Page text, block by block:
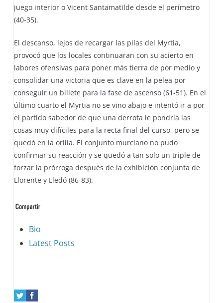
juego interior o Vicent Santamatilde desde el perímetro
(40-35).
El descanso, lejos de recargar las pilas del Myrtia,
provocó que los locales continuaran con su acierto en
labores ofensivas para poner más tierra de por medio y
consolidar una victoria que es clave en la pelea por
conseguir un billete para la fase de ascenso (61-51). En el
último cuarto el Myrtia no se vino abajo e intentó ir a por
el partido sabedor de que una derrota le pondría las
cosas muy difíciles para la recta final del curso, pero se
quedó en la orilla. El conjunto murciano no pudo
confirmar su reacción y se quedó a tan solo un triple de
forzar la prórroga después de la exhibición conjunta de
Llorente y Lledó (86-83).
The
following
content
Bio
Latest Posts